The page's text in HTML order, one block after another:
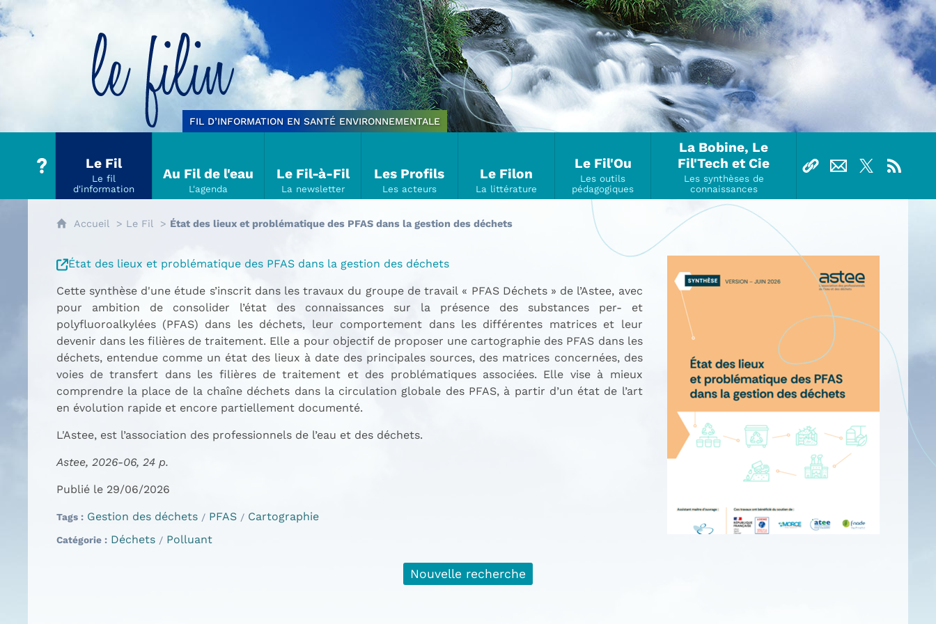
FIL D’INFORMATION EN SANTÉ ENVIRONNEMENTALE
Le Fil
Au Fil de l'eau Le Fil-à-Fil Les Profils Le Filon
Le Fil'Ou
La Bobine, Le
Fil'Tech et Cie
Accueil Le Fil État des lieux et problématique des PFAS dans la gestion des déchets
État des lieux et problématique des PFAS dans la gestion des déchets
Cette synthèse d'une étude s’inscrit dans les travaux du groupe de travail « PFAS Déchets » de l’Astee, avec
pour ambition de consolider l’état des connaissances sur la présence des substances per- et
polyfluoroalkylées (PFAS) dans les déchets, leur comportement dans les différentes matrices et leur
devenir dans les filières de traitement. Elle a pour objectif de proposer une cartographie des PFAS dans les
déchets, entendue comme un état des lieux à date des principales sources, des matrices concernées, des
voies de transfert dans les filières de traitement et des problématiques associées. Elle vise à mieux
comprendre la place de la chaîne déchets dans la circulation globale des PFAS, à partir d’un état de l’art
en évolution rapide et encore partiellement documenté.
L'Astee, est l’association des professionnels de l’eau et des déchets.
Astee, 2026-06, 24 p.
Publié le 29/06/2026
Tags Gestion des déchets PFAS Cartographie
Catégorie Déchets Polluant
Nouvelle recherche